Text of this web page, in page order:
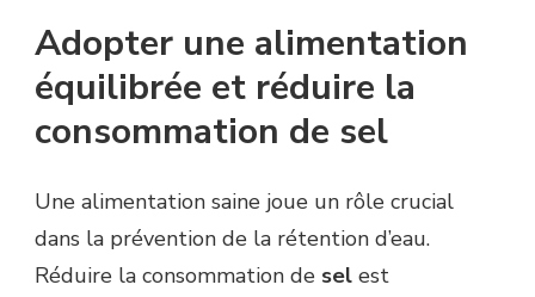
Adopter une alimentation
équilibrée et réduire la
consommation de sel
Une alimentation saine joue un rôle crucial
dans la prévention de la rétention d’eau.
Réduire la consommation de sel est